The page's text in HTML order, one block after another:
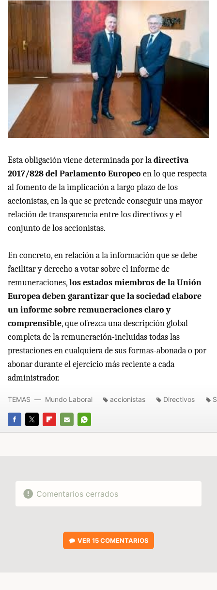
Esta obligación viene determinada por ladirectiva
2017/828 del Parlamento Europeo en lo que respecta
al fomento de la implicación a largo plazo de los
accionistas, en la que se pretende conseguir una mayor
relación de transparencia entre los directivos y el
conjunto de los accionistas.
En concreto, en relación a la información que se debe
facilitar y derecho a votar sobre el informe de
remuneraciones,los estados miembros de la Unión
Europea deben garantizar que la sociedad elabore
un informe sobre remuneraciones claro y
comprensible, que ofrezca una descripción global
completa de la remuneración-incluidas todas las
prestaciones en cualquiera de sus formas-abonada o por
abonar durante el ejercicio más reciente a cada
administrador.
FACEBOOK
TWITTERFLIPBOARD
E-
WHATSAPP
TEMAS Mundo Laboral accionistas Directivos
Comentarios cerrados
VER15 COMENTARIOS